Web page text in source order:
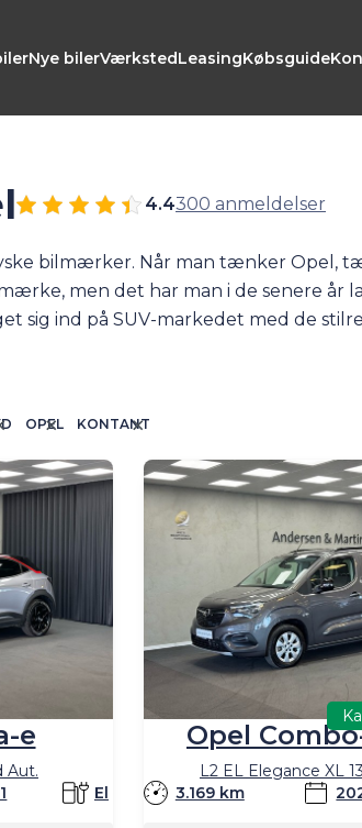
Nye bilerVærkstedLeasingKøbsguide
4.4300 anmeldelser
bilmærker. Når man tænker Opel,
men det har man i de senere år
sig ind på SUV-markedet med de
seneste år. Det gælder blandt andet
OPEL KONTANT
e
Aut.
El
Opel
L2 EL Elegance XL
3.169 km